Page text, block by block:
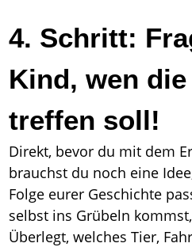
4. Schritt:
Kind, wen
treffen soll!
Direkt, bevor du mit dem
brauchst du noch eine
Folge eurer Geschichte
selbst ins Grübeln
Überlegt, welches Tier,